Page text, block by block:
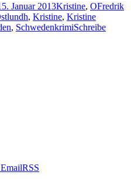
Januar 2013Kristine, OFredrik
, Kristine, Kristine
, SchwedenkrimiSchreibe
RSS